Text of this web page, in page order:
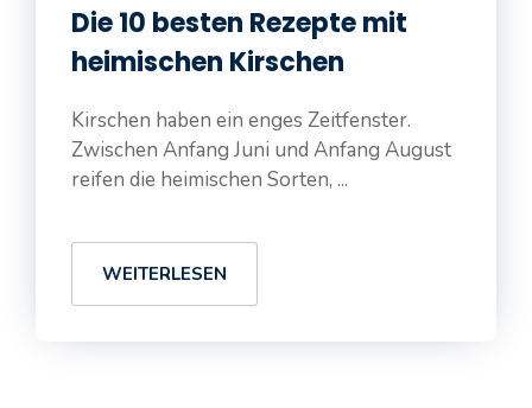
Die 10 besten Rezepte mit
heimischen Kirschen
Kirschen haben ein enges Zeitfenster.
Zwischen Anfang Juni und Anfang August
reifen die heimischen Sorten, ...
WEITERLESEN